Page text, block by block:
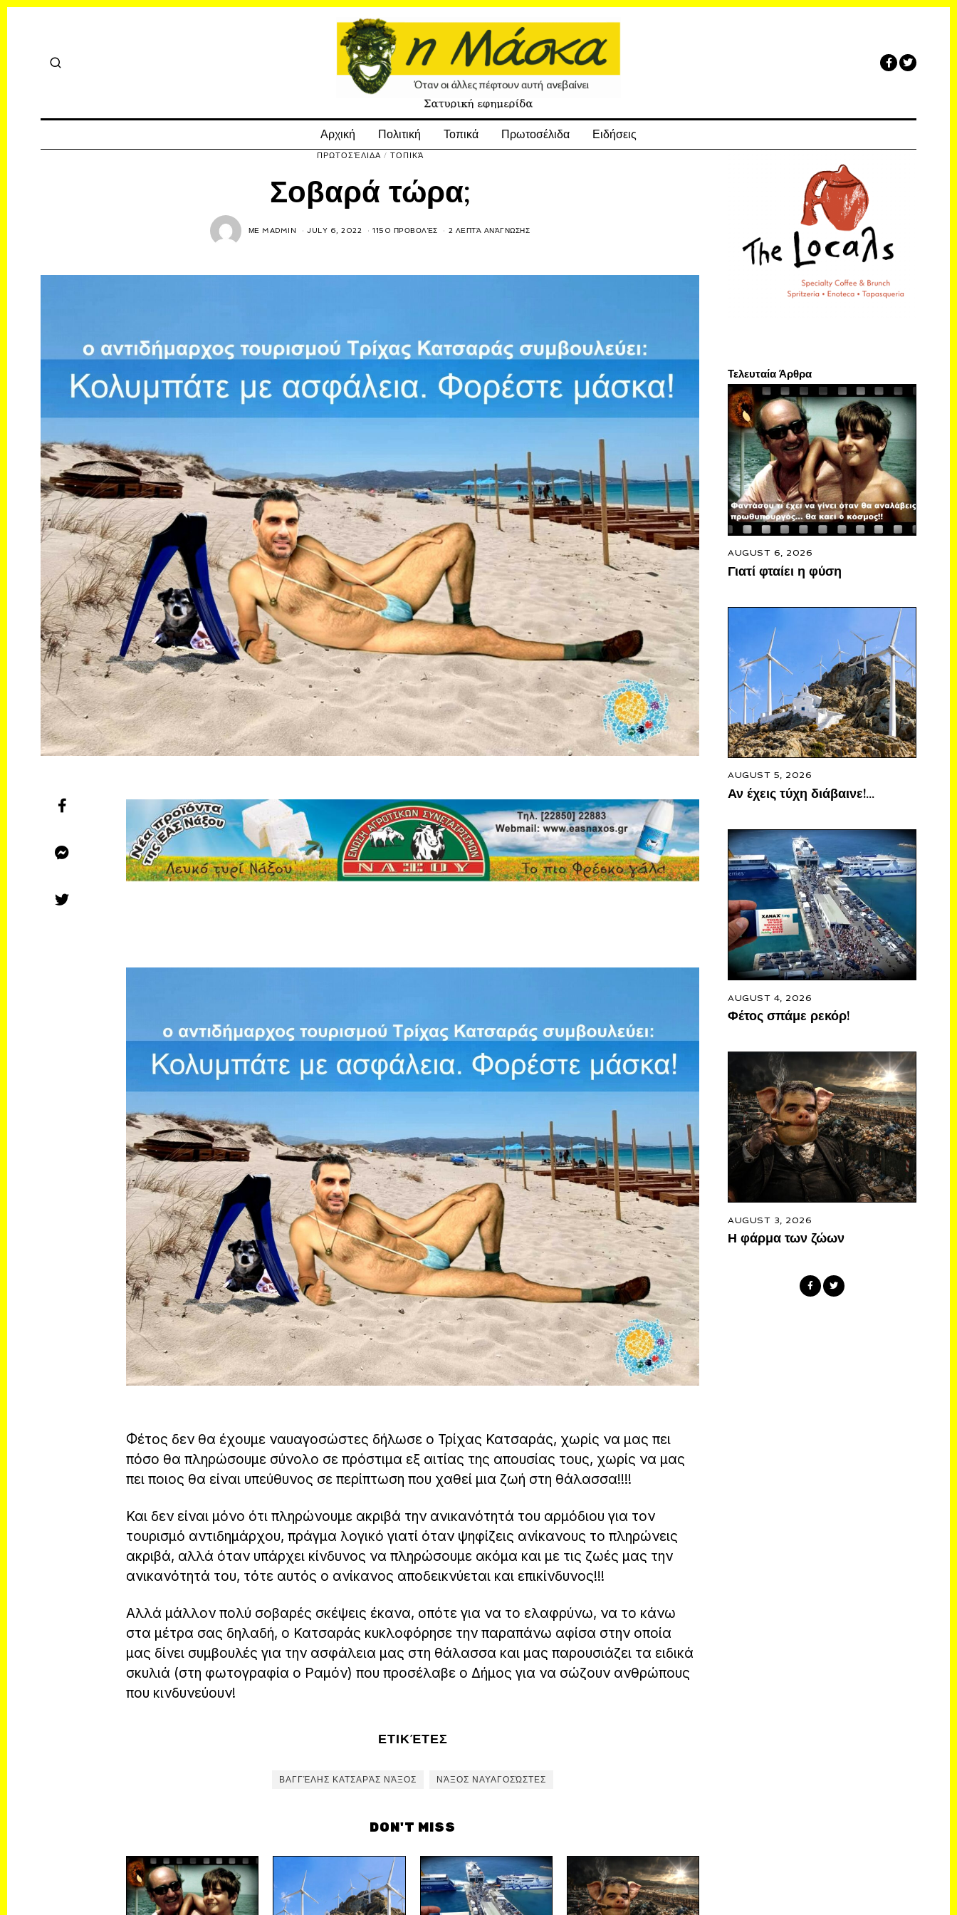
Αρχική Πολιτική Τοπικά Πρωτοσέλιδα Ειδήσεις
ΠΡΩΤΟΣΈΛΙΔΑ / ΤΟΠΙΚΆ
Σοβαρά τώρα;
ΜΕ MADMIN JULY 6, 2022 1150 ΠΡΟΒΟΛΈΣ 2 ΛΕΠΤΆ ΑΝΆΓΝΩΣΗΣ
Φέτος δεν θα έχουμε ναυαγοσώστες δήλωσε ο Τρίχας Κατσαράς, χωρίς να μας πει
πόσο θα πληρώσουμε σύνολο σε πρόστιμα εξ αιτίας της απουσίας τους, χωρίς να μας
πει ποιος θα είναι υπεύθυνος σε περίπτωση που χαθεί μια ζωή στη θάλασσα!!!!
Και δεν είναι μόνο ότι πληρώνουμε ακριβά την ανικανότητά του αρμόδιου για τον
τουρισμό αντιδημάρχου, πράγμα λογικό γιατί όταν ψηφίζεις ανίκανους το πληρώνεις
ακριβά, αλλά όταν υπάρχει κίνδυνος να πληρώσουμε ακόμα και με τις ζωές μας την
ανικανότητά του, τότε αυτός ο ανίκανος αποδεικνύεται και επικίνδυνος!!!
Αλλά μάλλον πολύ σοβαρές σκέψεις έκανα, οπότε για να το ελαφρύνω, να το κάνω
στα μέτρα σας δηλαδή, ο Κατσαράς κυκλοφόρησε την παραπάνω αφίσα στην οποία
μας δίνει συμβουλές για την ασφάλεια μας στη θάλασσα και μας παρουσιάζει τα ειδικά
σκυλιά (στη φωτογραφία ο Ραμόν) που προσέλαβε ο Δήμος για να σώζουν ανθρώπους
που κινδυνεύουν!
ΕΤΙΚΈΤΕΣ
ΒΑΓΓΈΛΗΣ ΚΑΤΣΑΡΆΣ ΝΆΞΟΣ ΝΆΞΟΣ ΝΑΥΑΓΟΣΏΣΤΕΣ
DON'T MISS
Τελευταία Άρθρα
AUGUST 6, 2026
Γιατί φταίει η φύση
AUGUST 5, 2026
Αν έχεις τύχη διάβαινε!…
AUGUST 4, 2026
Φέτος σπάμε ρεκόρ!
AUGUST 3, 2026
Η φάρμα των ζώων